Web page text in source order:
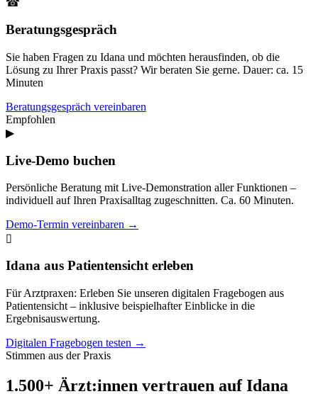
Beratungsgespräch
Sie haben Fragen zu Idana und möchten herausfinden, ob die
Lösung zu Ihrer Praxis passt? Wir beraten Sie gerne. Dauer: ca. 15
Minuten
Beratungsgespräch vereinbaren
Empfohlen
▶
Live-Demo buchen
Persönliche Beratung mit Live-Demonstration aller Funktionen –
individuell auf Ihren Praxisalltag zugeschnitten. Ca. 60 Minuten.
Demo-Termin vereinbaren →
▯
Idana aus Patientensicht erleben
Für Arztpraxen: Erleben Sie unseren digitalen Fragebogen aus
Patientensicht – inklusive beispielhafter Einblicke in die
Ergebnisauswertung.
Digitalen Fragebogen testen →
Stimmen aus der Praxis
1.500+ Ärzt:innen vertrauen auf Idana